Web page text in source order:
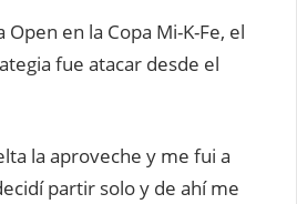
en la Copa Mi-K-Fe, el
fue atacar desde el
la aproveche y me fui a
partir solo y de ahí me